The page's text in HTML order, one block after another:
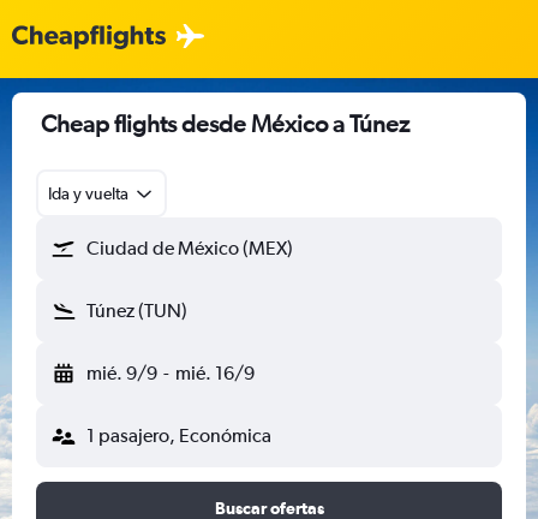
Cheap flights desde México a Túnez
Ida y vuelta
Ciudad de México (MEX)
Túnez (TUN)
mié. 9/9 - mié. 16/9
1 pasajero, Económica
Buscar ofertas